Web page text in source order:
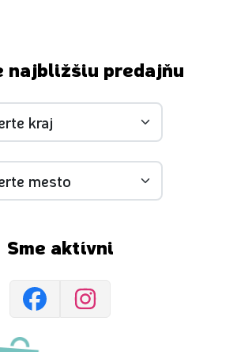
najbližšiu predajňu
Sme aktívni